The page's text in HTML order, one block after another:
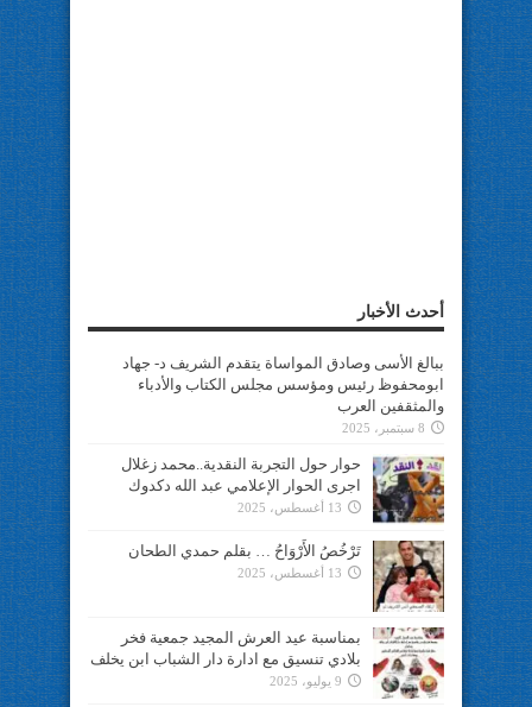
أحدث الأخبار
ببالغ الأسى وصادق المواساة يتقدم الشريف د- جهاد
ابومحفوظ رئيس ومؤسس مجلس الكتاب والأدباء
والمثقفين العرب
8 سبتمبر، 2025
حوار حول التجربة النقدية..محمد زغلال
اجرى الحوار الإعلامي عبد الله دكدوك
13 أغسطس، 2025
تَرْخُصُ الأَرْوَاحُ … بقلم حمدي الطحان
13 أغسطس، 2025
بمناسبة عيد العرش المجيد جمعية فخر
بلادي تنسيق مع ادارة دار الشباب ابن يخلف
9 يوليو، 2025